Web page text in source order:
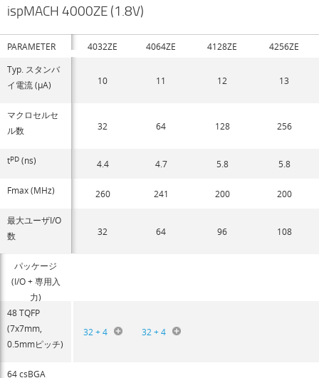
ispMACH 4000ZE (1.8V)
PARAMETER 4032ZE 4064ZE 4128ZE
4256ZE
Typ. スタンバ
イ電流 (µA)
10 11 12 13
マクロセルセ
ル数
32 64 128 256
tPD (ns) 4.4 4.7 5.8 5.8
Fmax (MHz) 260 241 200 200
最大ユーザI/O
数
32 64 96 108
パッケージ
(I/O + 専用入
力)
48 TQFP
(7x7mm,
0.5mmピッチ)
32 + 4 32 + 4
64 csBGA